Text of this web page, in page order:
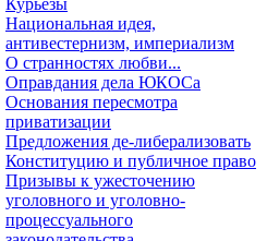
Курьезы
Национальная идея,
антивестернизм, империализм
О странностях любви...
Оправдания дела ЮКОСа
Основания пересмотра
приватизации
Предложения де-либерализовать
Конституцию и публичное право
Призывы к ужесточению
уголовного и уголовно-
процессуального